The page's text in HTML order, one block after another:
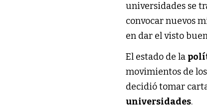
universidades se
convocar nuevos
en dar el visto
El estado de la
movimientos de
decidió tomar
universidades.